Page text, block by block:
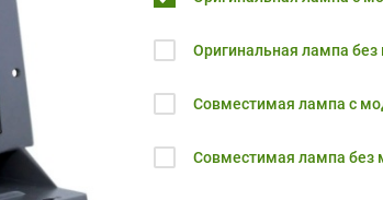
Оригинальная лампа без
Совместимая лампа с
Совместимая лампа без